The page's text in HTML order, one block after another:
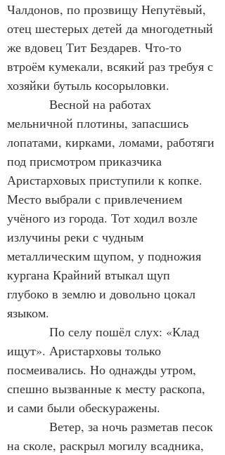
Чалдонов, по прозвищу Непутёвый,
отец шестерых детей да многодетный
же вдовец Тит Бездарев. Что-то
втроём кумекали, всякий раз требуя с
хозяйки бутыль косорыловки.
мельничной плотины, запасшись
лопатами, кирками, ломами, работяги
под присмотром приказчика
Аристарховых приступили к копке.
Место выбрали с привлечением
учёного из города. Тот ходил возле
излучины реки с чудным
металлическим щупом, у подножия
кургана Крайний втыкал щуп
глубоко в землю и довольно цокал
языком.
ищут». Аристарховы только
посмеивались. Но однажды утром,
спешно вызванные к месту раскопа,
и сами были обескуражены.
на сколе, раскрыл могилу всадника,